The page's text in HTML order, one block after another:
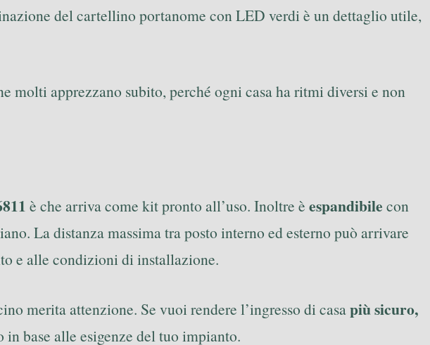
del cartellino portanome con LED verdi è un dettaglio utile,
molti apprezzano subito, perché ogni casa ha ritmi diversi e non
è che arriva come kit pronto all’uso. Inoltre è espandibile con
La distanza massima tra posto interno ed esterno può arrivare
e alle condizioni di installazione.
merita attenzione. Se vuoi rendere l’ingresso di casapiù sicuro,
base alle esigenze del tuo impianto.